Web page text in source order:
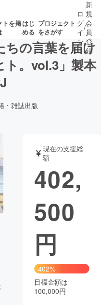
トを掲はじ
める
プロジェクト
をさがす
募集終了が近いプ
ト
書籍・雑誌
チャレンジ
CAMPFIRE Creation
コミュニティ
ロ
グ
イ
ン
/
新
規
会
員
登
録
ちの言葉を届け
ト。vol.3」製本
・雑誌出版
現在の支援総
額
402,
500
円
402%
目標金額は
100,000円